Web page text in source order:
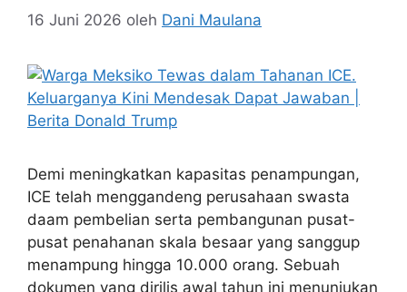
16 Juni 2026 oleh Dani Maulana
Demi meningkatkan kapasitas penampungan,
ICE telah menggandeng perusahaan swasta
daam pembelian serta pembangunan pusat-
pusat penahanan skala besaar yang sanggup
menampung hingga 10.000 orang. Sebuah
dokumen yang dirilis awal tahun ini menunjukan